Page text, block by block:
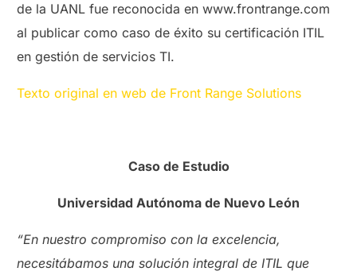
de la UANL fue reconocida en www.frontrange.com
al publicar como caso de éxito su certificación ITIL
en gestión de servicios TI.
Texto original en web de Front Range Solutions
Caso de Estudio
Universidad Autónoma de Nuevo León
“En nuestro compromiso con la excelencia,
necesitábamos una solución integral de ITIL que